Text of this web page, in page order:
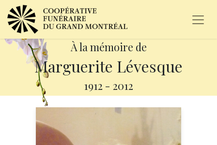
À la mémoire de
Marguerite Lévesque
1912 - 2012